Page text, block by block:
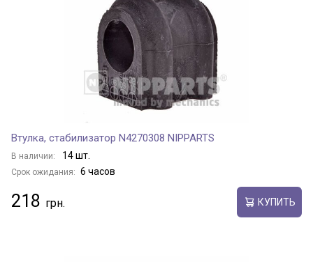
Втулка, стабилизатор N4270308 NIPPARTS
В наличии: 14 шт.
Срок ожидания: 6 часов
218 КУПИТЬ